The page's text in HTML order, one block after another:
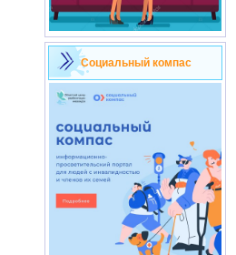
Социальный компас